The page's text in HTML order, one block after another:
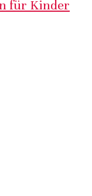
für Kinder